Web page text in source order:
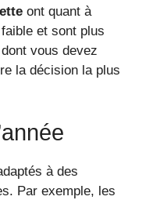
ont quant à
et sont plus
vous devez
la décision la plus
à des
Par exemple, les